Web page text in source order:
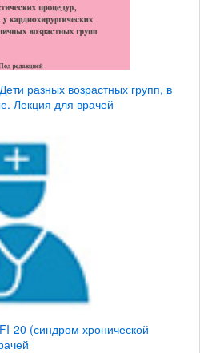
разных возрастных групп, в
Лекция для врачей
20 (синдром хронической